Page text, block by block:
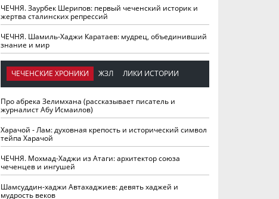
ЧЕЧНЯ. Заурбек Шерипов: первый чеченский историк и
жертва сталинских репрессий
ЧЕЧНЯ. Шамиль-Хаджи Каратаев: мудрец, объединивший
знание и мир
ЧЕЧЕНСКИЕ ХРОНИКИ ЖЗЛ ЛИКИ ИСТОРИИ
Про абрека Зелимхана (рассказывает писатель и
журналист Абу Исмаилов)
Харачой - Лам: духовная крепость и исторический символ
тейпа Харачой
ЧЕЧНЯ. Мохмад-Хаджи из Атаги: архитектор союза
чеченцев и ингушей
Шамсуддин-хаджи Автахаджиев: девять хаджей и
мудрость веков